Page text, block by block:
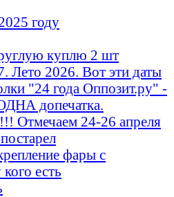
году
куплю 2 шт
Лето 2026. Вот эти даты
"24 года Оппозит.ру" -
допечатка.
Отмечаем 24-26 апреля
фары с
есть